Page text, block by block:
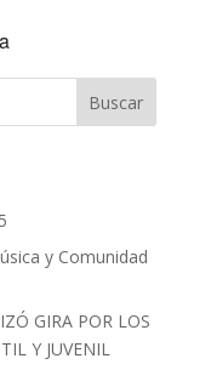
Buscar
y Comunidad
GIRA POR LOS
Y JUVENIL